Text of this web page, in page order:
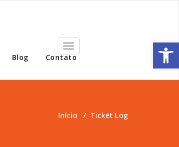
Toggle
navigation
Blog Contato
Início / Ticket Log